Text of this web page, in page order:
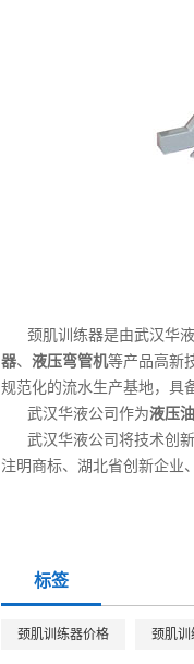
颈肌训练器是由武汉华
器、 液压弯管机等产品高新
规范化的流水生产基地，具
武汉华液公司作为液压
武汉华液公司将技术创
注明商标、湖北省创新企业
标签
颈肌训练器价格 颈肌训